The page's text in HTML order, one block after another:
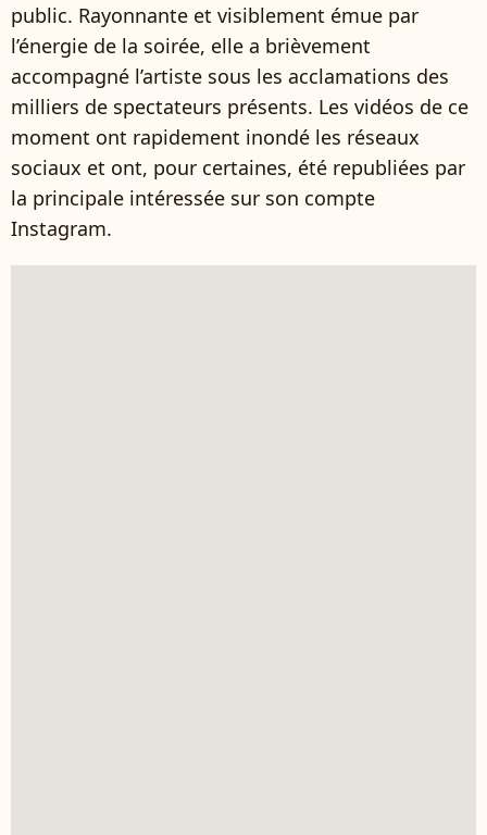
public. Rayonnante et visiblement émue par
l’énergie de la soirée, elle a brièvement
accompagné l’artiste sous les acclamations des
milliers de spectateurs présents. Les vidéos de ce
moment ont rapidement inondé les réseaux
sociaux et ont, pour certaines, été republiées par
la principale intéressée sur son compte
Instagram.